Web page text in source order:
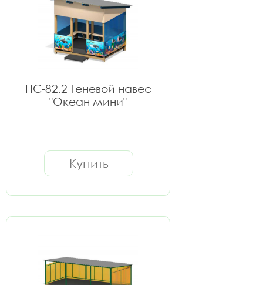
ПС-82.2 Теневой навес
"Океан мини"
Купить